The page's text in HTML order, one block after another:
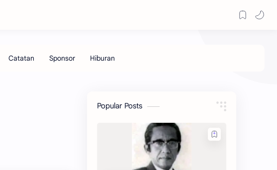
Popular Posts